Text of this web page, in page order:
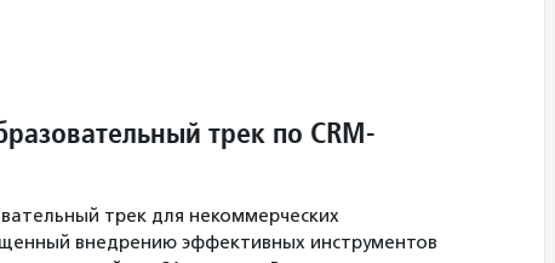
трек по CRM-
трек для некоммерческих
внедрению эффективных инструментов